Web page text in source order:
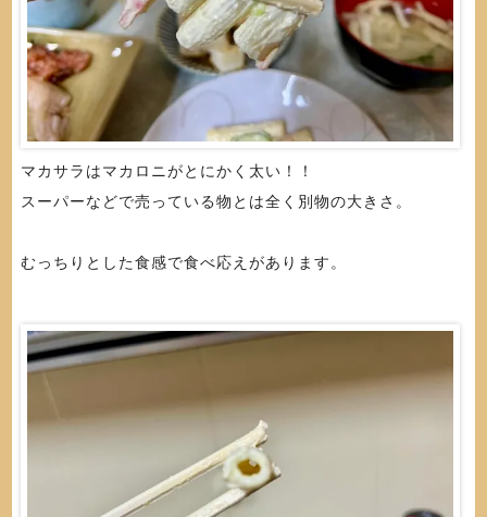
マカサラはマカロニがとにかく太い！！
スーパーなどで売っている物とは全く別物の大きさ。
むっちりとした食感で食べ応えがあります。